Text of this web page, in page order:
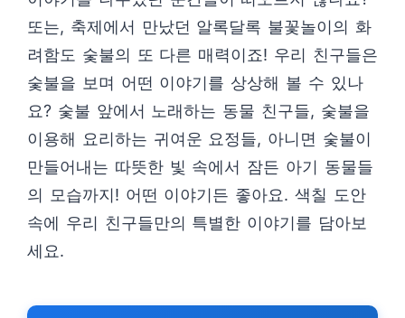
또는, 축제에서 만났던 알록달록 불꽃놀이의 화
려함도 숯불의 또 다른 매력이죠! 우리 친구들은
숯불을 보며 어떤 이야기를 상상해 볼 수 있나
요? 숯불 앞에서 노래하는 동물 친구들, 숯불을
이용해 요리하는 귀여운 요정들, 아니면 숯불이
만들어내는 따뜻한 빛 속에서 잠든 아기 동물들
의 모습까지! 어떤 이야기든 좋아요. 색칠 도안
속에 우리 친구들만의 특별한 이야기를 담아보
세요.